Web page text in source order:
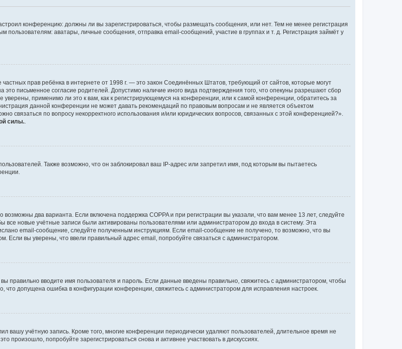
конференцию: должны ли вы зарегистрироваться, чтобы размещать сообщения, или нет. Тем не менее регистрация
аватары, личные сообщения, отправка email-сообщений, участие в группах и т. д. Регистрация займёт у
прав ребёнка в интернете от 1998 г. — это закон Соединённых Штатов, требующий от сайтов, которые могут
письменное согласие родителей. Допустимо наличие иного вида подтверждения того, что опекуны разрешают сбор
применимо ли это к вам, как к регистрирующемуся на конференции, или к самой конференции, обратитесь за
данной конференции не может давать рекомендаций по правовым вопросам и не является объектом
связаться по вопросу некорректного использования и/или юридических вопросов, связанных с этой конференцией?».
силы.
Также возможно, что он заблокировал ваш IP-адрес или запретил имя, под которым вы пытаетесь
два варианта. Если включена поддержка COPPA и при регистрации вы указали, что вам менее 13 лет, следуйте
новые учётные записи были активированы пользователями или администратором до входа в систему. Эта
email-сообщение, следуйте полученным инструкциям. Если email-сообщение не получено, то возможно, что вы
Если вы уверены, что ввели правильный адрес email, попробуйте связаться с администратором.
правильно вводите имя пользователя и пароль. Если данные введены правильно, свяжитесь с администратором, чтобы
что допущена ошибка в конфигурации конференции, свяжитесь с администратором для исправления настроек.
вашу учётную запись. Кроме того, многие конференции периодически удаляют пользователей, длительное время не
попробуйте зарегистрироваться снова и активнее участвовать в дискуссиях.